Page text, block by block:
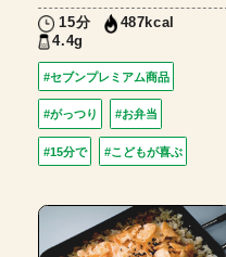
15分
487kcal
4.4g
#セブンプレミアム商品
#がっつり #お弁当
#15分で #こどもが喜ぶ